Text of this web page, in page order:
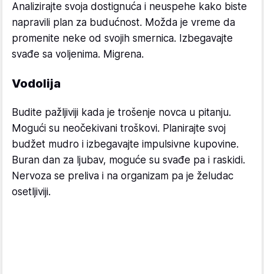
Analizirajte svoja dostignuća i neuspehe kako biste
napravili plan za budućnost. Možda je vreme da
promenite neke od svojih smernica. Izbegavajte
svađe sa voljenima. Migrena.
Vodolija
Budite pažljiviji kada je trošenje novca u pitanju.
Mogući su neočekivani troškovi. Planirajte svoj
budžet mudro i izbegavajte impulsivne kupovine.
Buran dan za ljubav, moguće su svađe pa i raskidi.
Nervoza se preliva i na organizam pa je želudac
osetljiviji.